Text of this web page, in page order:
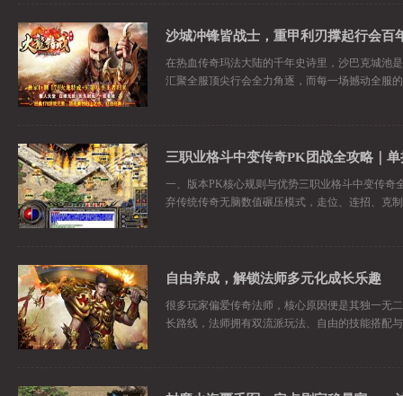
沙城冲锋皆战士，重甲利刃撑起行会百
在热血传奇玛法大陆的千年史诗里，沙巴克城池
汇聚全服顶尖行会全力角逐，而每一场撼动全服
一、版本PK核心规则与优势三职业格斗中变传
弃传统传奇无脑数值碾压模式，走位、连招、克
自由养成，解锁法师多元化成长乐趣
很多玩家偏爱传奇法师，核心原因便是其独一无
长路线，法师拥有双流派玩法、自由的技能搭配